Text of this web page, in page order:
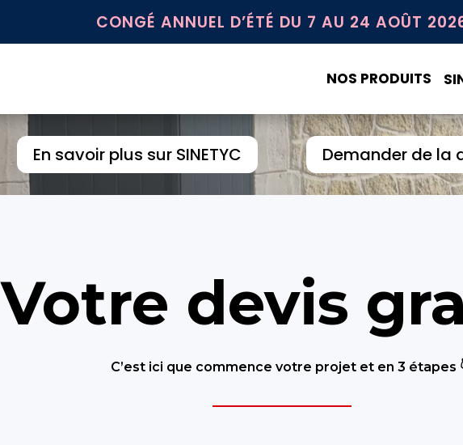
CONGÉ ANNUEL D’ÉTÉ DU 7 AU 24 AOÛT
NOS PRODUITS
En savoir plus sur SINETYC Demander de la
Votre devis
C’est ici que commence votre projet et en 3 étapes